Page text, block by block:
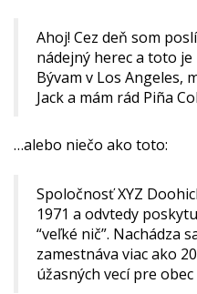
Ahoj! Cez deň som
nádejný herec a toto
Bývam v Los Angeles,
Jack a mám rád Piña
…alebo niečo ako toto:
Spoločnosť XYZ
1971 a odvtedy
“veľké nič”. Nachádza
zamestnáva viac ako
úžasných vecí pre